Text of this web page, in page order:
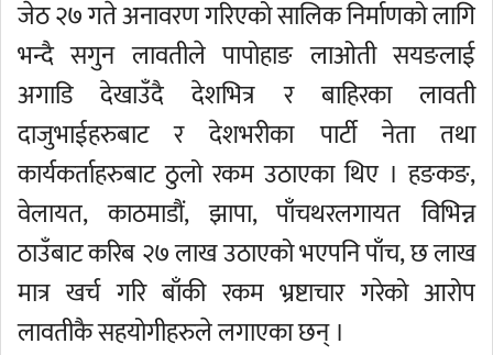
जेठ २७ गते अनावरण गरिएको सालिक निर्माणको लागि
भन्दै सगुन लावतीले पापोहाङ लाओती सयङलाई
अगाडि देखाउँदै देशभित्र र बाहिरका लावती
दाजुभाईहरुबाट र देशभरीका पार्टी नेता तथा
कार्यकर्ताहरुबाट ठुलो रकम उठाएका थिए । हङकङ,
वेलायत, काठमाडौं, झापा, पाँचथरलगायत विभिन्न
ठाउँबाट करिब २७ लाख उठाएको भएपनि पाँच, छ लाख
मात्र खर्च गरि बाँकी रकम भ्रष्टाचार गरेको आरोप
लावतीकै सहयोगीहरुले लगाएका छन् ।